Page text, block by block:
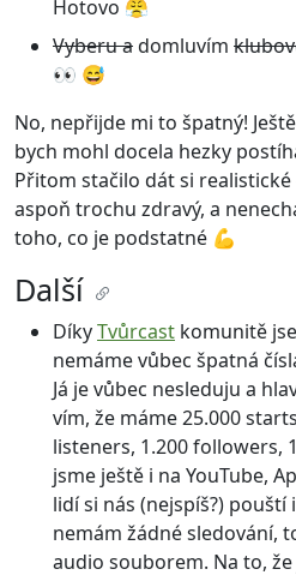
Hotovo 😤
Vyberu adomluvím
👀 😅
No, nepřijde mi to špatný!
bych mohl docela hezky
Přitom stačilo dát si
aspoň trochu zdravý, a
toho, co je podstatné 💪
Další
DíkyTvůrcast komunitě
nemáme vůbec špatná
Já je vůbec nesleduju a
vím, že máme 25.000
listeners, 1.200 followers,
jsme ještě i na YouTube,
lidí si nás (nejspíš?) pouští i
nemám žádné sledování,
audio souborem. Na to,